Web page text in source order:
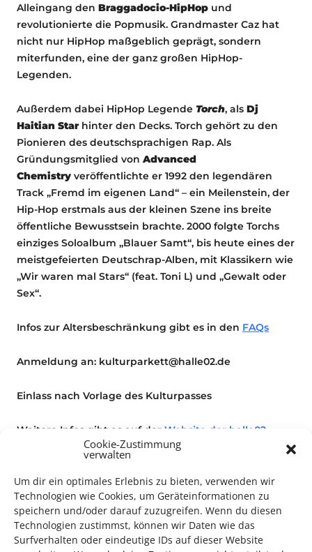
Cookie-Zustimmung
verwalten
Um dir ein optimales Erlebnis zu bieten, verwenden wir
Technologien wie Cookies, um Geräteinformationen zu
speichern und/oder darauf zuzugreifen. Wenn du diesen
Technologien zustimmst, können wir Daten wie das
Surfverhalten oder eindeutige IDs auf dieser Website
Alleingang den Braggadocio-HipHop und
revolutionierte die Popmusik. Grandmaster Caz hat
nicht nur HipHop maßgeblich geprägt, sondern
miterfunden, eine der ganz großen HipHop-
Legenden.
Außerdem dabei HipHop Legende Torch, als Dj
Haitian Starhinter den Decks. Torch gehört zu den
Pionieren des deutschsprachigen Rap. Als
Gründungsmitglied von Advanced
Chemistry veröffentlichte er 1992 den legendären
Track „Fremd im eigenen Land“ – ein Meilenstein, der
Hip-Hop erstmals aus der kleinen Szene ins breite
öffentliche Bewusstsein brachte. 2000 folgte Torchs
einziges Soloalbum „Blauer Samt“, bis heute eines der
meistgefeierten Deutschrap-Alben, mit Klassikern wie
„Wir waren mal Stars“ (feat. Toni L) und „Gewalt oder
Sex“.
Infos zur Altersbeschränkung gibt es in den FAQs
Anmeldung an: kulturparkett@halle02.de
Einlass nach Vorlage des Kulturpasses
Weitere Infos gibt es auf der Website der halle02.
Film
Kino